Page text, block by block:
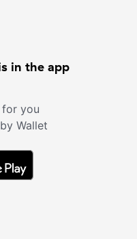
in the app
for you
Wallet